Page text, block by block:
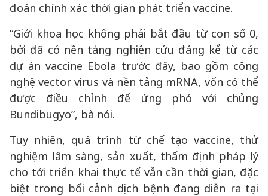
đoán chính xác thời gian phát triển vaccine.
“Giới khoa học không phải bắt đầu từ con số 0,
bởi đã có nền tảng nghiên cứu đáng kể từ các
dự án vaccine Ebola trước đây, bao gồm công
nghệ vector virus và nền tảng mRNA, vốn có thể
được điều chỉnh để ứng phó với chủng
Bundibugyo”, bà nói.
Tuy nhiên, quá trình từ chế tạo vaccine, thử
nghiệm lâm sàng, sản xuất, thẩm định pháp lý
cho tới triển khai thực tế vẫn cần thời gian, đặc
biệt trong bối cảnh dịch bệnh đang diễn ra tại